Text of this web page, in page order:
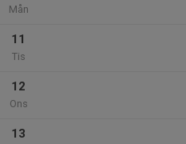
Mån
11
Tis
12
Ons
13